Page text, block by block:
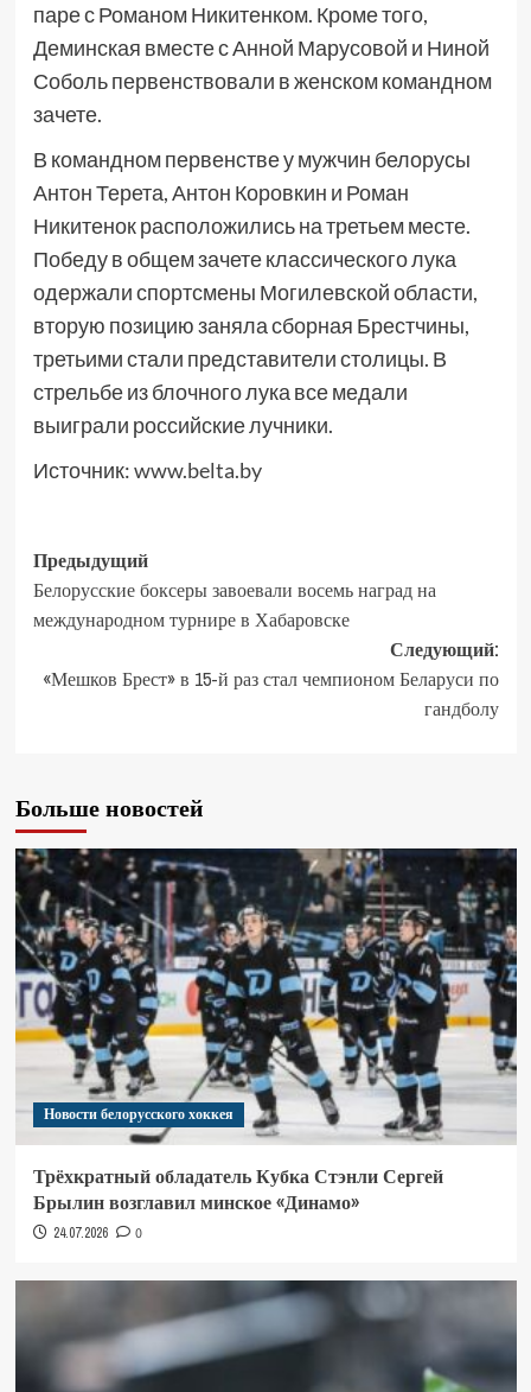
паре с Романом Никитенком. Кроме того,
Деминская вместе с Анной Марусовой и Ниной
Соболь первенствовали в женском командном
зачете.
В командном первенстве у мужчин белорусы
Антон Терета, Антон Коровкин и Роман
Никитенок расположились на третьем месте.
Победу в общем зачете классического лука
одержали спортсмены Могилевской области,
вторую позицию заняла сборная Брестчины,
третьими стали представители столицы. В
стрельбе из блочного лука все медали
выиграли российские лучники.
Источник:www.belta.by
Предыдущий
Белорусские боксеры завоевали восемь наград на
международном турнире в Хабаровске
Следующий:
«Мешков Брест» в 15-й раз стал чемпионом Беларуси по
гандболу
Больше новостей
Новости белорусского хоккея
Трёхкратный обладатель Кубка Стэнли Сергей
Брылин возглавил минское «Динамо»
24.07.2026 0